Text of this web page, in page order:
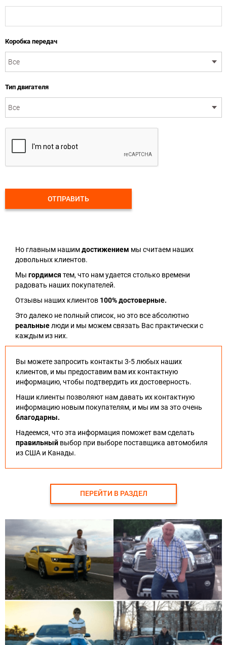
Коробка передач
Тип двигателя
ОТПРАВИТЬ
Но главным нашимдостижением мы считаем наших
довольных клиентов.
Мы гордимся тем, что нам удается столько времени
радовать наших покупателей.
Отзывы наших клиентов 100% достоверные.
Это далеко не полный список, но это все абсолютно
реальныелюди и мы можем связать Вас практически с
каждым из них.
Вы можете запросить контакты 3-5 любых наших
клиентов, и мы предоставим вам их контактную
информацию, чтобы подтвердить их достоверность.
Наши клиенты позволяют нам давать их контактную
информацию новым покупателям, и мы им за это очень
благодарны.
Надеемся, что эта информация поможет вам сделать
правильный выбор при выборе поставщика автомобиля
из США и Канады.
ПЕРЕЙТИ В РАЗДЕЛ